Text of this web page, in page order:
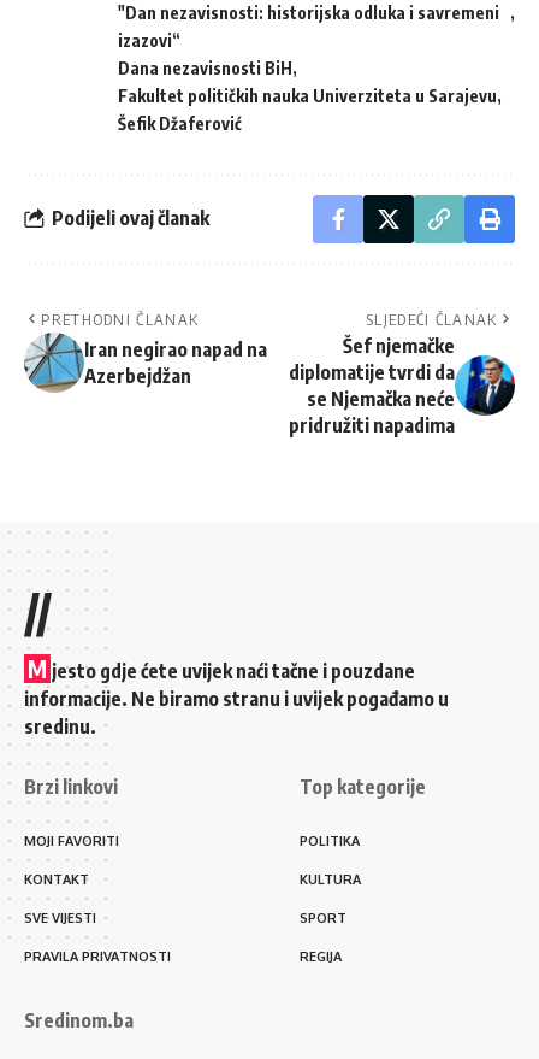
"Dan nezavisnosti: historijska odluka i savremeni
izazovi“
Dana nezavisnosti BiH
Fakultet političkih nauka Univerziteta u Sarajevu
Šefik Džaferović
Podijeli ovaj članak
PRETHODNI ČLANAK
Iran negirao napad na
Azerbejdžan
SLJEDEĆI ČLANAK
Šef njemačke
diplomatije tvrdi da
se Njemačka neće
pridružiti napadima
//
M jesto gdje ćete uvijek naći tačne i pouzdane
informacije. Ne biramo stranu i uvijek pogađamo u
sredinu.
Brzi linkovi
MOJI FAVORITI
KONTAKT
SVE VIJESTI
PRAVILA PRIVATNOSTI
Top kategorije
POLITIKA
KULTURA
SPORT
REGIJA
Sredinom.ba